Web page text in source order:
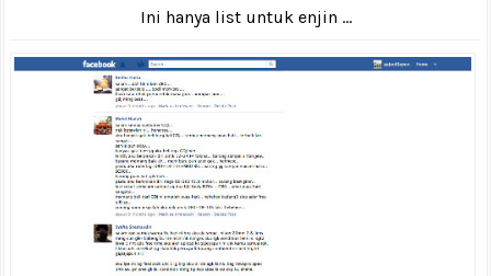
Ini hanya list untuk enjin ...